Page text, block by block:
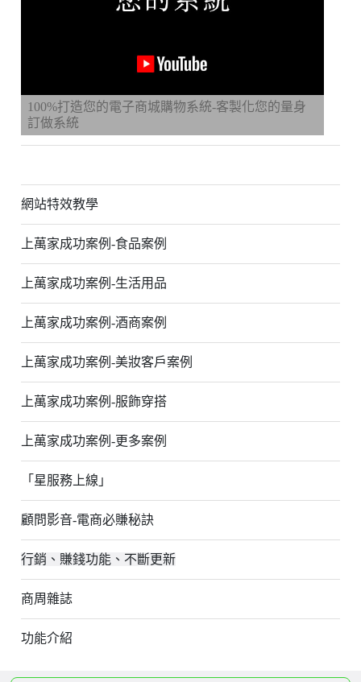
100%打造您的電子商城購物系統-客製化您的量身
訂做系統
網站特效教學
上萬家成功案例-食品案例
上萬家成功案例-生活用品
上萬家成功案例-酒商案例
上萬家成功案例-美妝客戶案例
上萬家成功案例-服飾穿搭
上萬家成功案例-更多案例
「星服務上線」
顧問影音-電商必賺秘訣
行銷、賺錢功能、不斷更新
商周雜誌
功能介紹